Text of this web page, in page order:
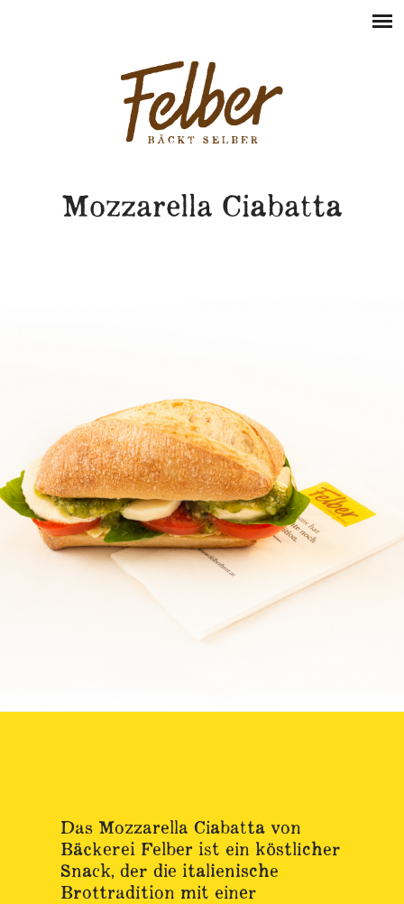
Mozzarella Ciabatta
Das Mozzarella Ciabatta von
Bäckerei Felber ist ein köstlicher
Snack, der die italienische
Brottradition mit einer